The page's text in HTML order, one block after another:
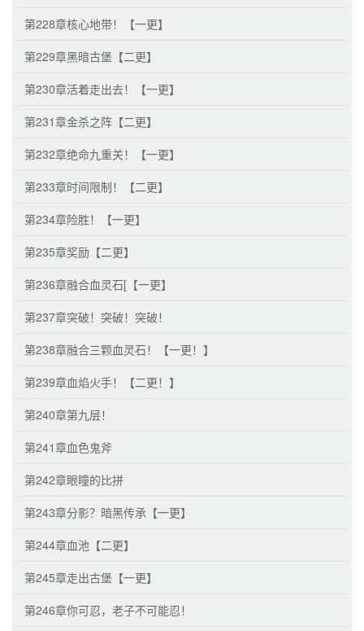
第228章核心地带！【一更】
第229章黑暗古堡【二更】
第230章活着走出去！【一更】
第231章金杀之阵【二更】
第232章绝命九重关！【一更】
第233章时间限制！【二更】
第234章险胜！【一更】
第235章奖励【二更】
第236章融合血灵石[【一更】
第237章突破！突破！突破！
第238章融合三颗血灵石！【一更！】
第239章血焰火手！【二更！】
第240章第九层！
第241章血色鬼斧
第242章眼瞳的比拼
第243章分影？暗黑传承【一更】
第244章血池【二更】
第245章走出古堡【一更】
第246章你可忍，老子不可能忍！